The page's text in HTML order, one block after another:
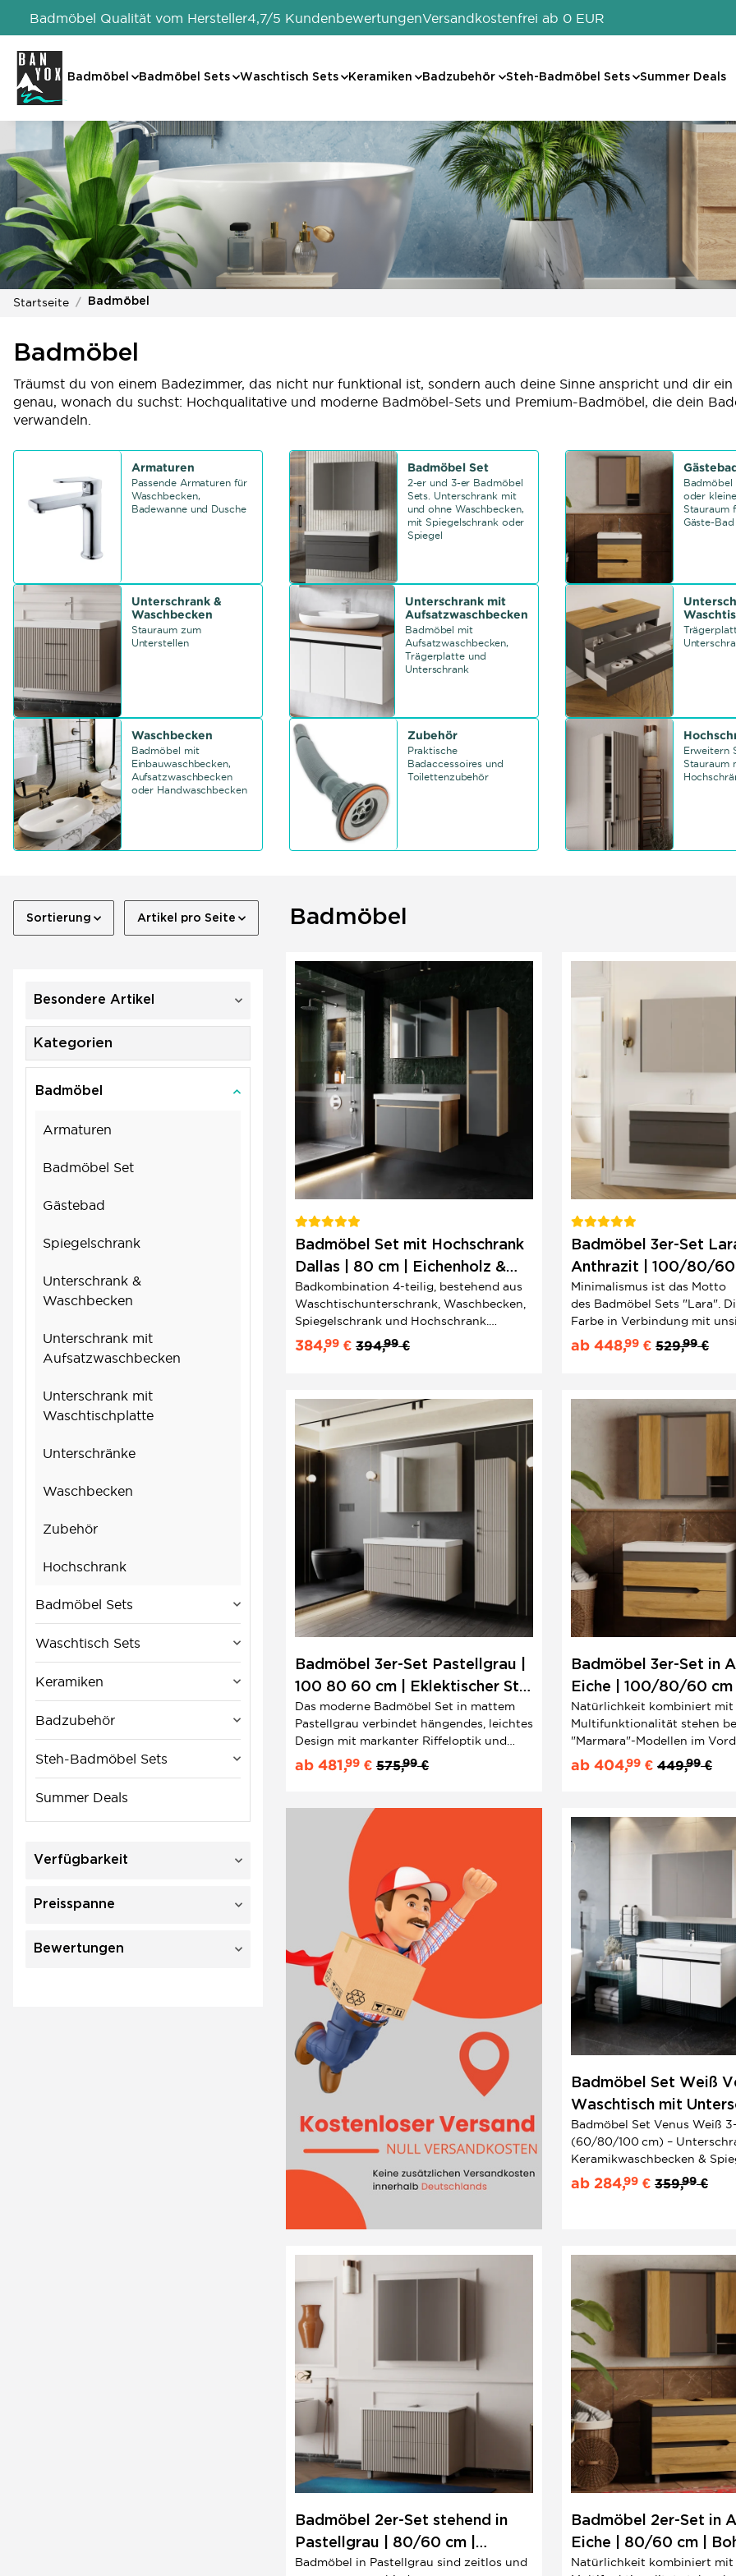
Badmöbel Qualität vom Hersteller4,7/5 KundenbewertungenVersandkostenfrei ab 0 EUR
Badmöbel Badmöbel Sets Waschtisch Sets Keramiken Badzubehör Steh-Badmöbel Sets Summer Deals
Startseite Badmöbel
Badmöbel
Träumst du von einem Badezimmer, das nicht nur funktional ist, sondern auch deine Sinne anspricht und dir
genau, wonach du suchst: Hochqualitative und moderne Badmöbel-Sets und Premium-Badmöbel, die dein
verwandeln.
Armaturen
Passende Armaturen für
Waschbecken,
Badewanne und Dusche
Badmöbel Set
2-er und 3-er Badmöbel
Sets. Unterschrank mit
und ohne Waschbecken,
mit Spiegelschrank oder
Spiegel
Badmöbel
oder
Stauraum
Gäste-Bad
Unterschrank &
Waschbecken
Stauraum zum
Unterstellen
Unterschrank mit
Aufsatzwaschbecken
Badmöbel mit
Aufsatzwaschbecken,
Trägerplatte und
Unterschrank
Waschbecken
Badmöbel mit
Einbauwaschbecken,
Aufsatzwaschbecken
oder Handwaschbecken
Zubehör
Praktische
Badaccessoires und
Toilettenzubehör
Erweitern
Stauraum
Sortierung Artikel pro Seite
Besondere Artikel
Kategorien
Badmöbel
Armaturen
Badmöbel Set
Gästebad
Spiegelschrank
Unterschrank &
Waschbecken
Unterschrank mit
Aufsatzwaschbecken
Unterschrank mit
Waschtischplatte
Unterschränke
Waschbecken
Zubehör
Hochschrank
Badmöbel Sets
Waschtisch Sets
Keramiken
Badzubehör
Steh-Badmöbel Sets
Summer Deals
Verfügbarkeit
Preisspanne
Bewertungen
Badmöbel
Badmöbel Set mit Hochschrank
Dallas | 80 cm | Eichenholz &
Anthrazit
Badkombination 4-teilig, bestehend aus
Waschtischunterschrank, Waschbecken,
Spiegelschrank und Hochschrank.
Natürlich und modern anmutendes
Badezimmermöbel-Set.
384,99 € 394,99€
Badmöbel 3er-Set
Anthrazit | 100/80/60
Minimalistisches Design
Minimalismus ist das Motto
des Badmöbel Sets "Lara".
Farbe in Verbindung mit
Griffmulden schaffen
Badezimmerschränke mit
ab 448,99 € 529,99€
Badmöbel 3er-Set Pastellgrau |
100 80 60 cm | Eklektischer Stil
& Riffeloptik
Das moderne Badmöbel Set in mattem
Pastellgrau verbindet hängendes, leichtes
Design mit markanter Riffeloptik und
eleganten Bügelgriffen. Hochwertiges
MDF und Keramik sorgen für langlebige
Funktion harmonisch vereint.
ab 481,99 € 575,99€
Badmöbel 3er-Set in
Eiche | 100/80/60 cm
Natürlichkeit kombiniert mit
Multifunktionalität stehen
"Marmara"-Modellen im
Hervorragende Qualität trifft
innovatives Design unter
ab 404,99 € 449,99€
Badmöbel Set Weiß
Waschtisch mit
Spiegelschrank |
Keramikwaschtisch
Badmöbel Set Venus Weiß
(60/80/100 cm) –
Keramikwaschbecken &
Modernes Design ? Jetzt
schnell lieferbar!
ab 284,99 € 359,99€
Badmöbel 2er-Set stehend in
Pastellgrau | 80/60 cm |
Eklektisch
Badmöbel in Pastellgrau sind zeitlos und
Badmöbel 2er-Set in
Eiche | 80/60 cm |
Natürlichkeit kombiniert mit